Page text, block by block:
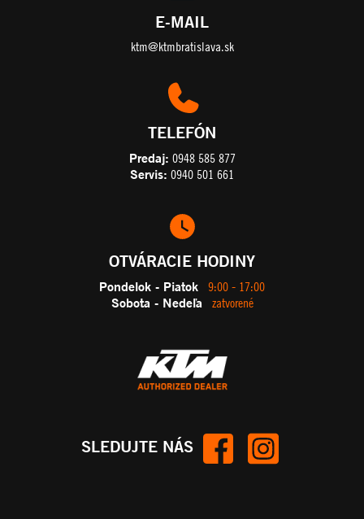
E-MAIL
ktm@ktmbratislava.sk
TELEFÓN
Predaj: 0948 585 877
Servis: 0940 501 661
OTVÁRACIE HODINY
Pondelok - Piatok 9:00 - 17:00
Sobota - Nedeľa zatvorené
SLEDUJTE NÁS